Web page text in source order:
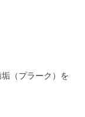
（プラーク）を